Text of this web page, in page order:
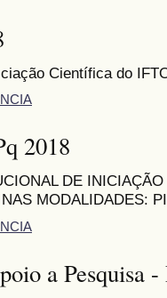
Científica do
2018
DE
MODALIDADES:
a Pesquisa